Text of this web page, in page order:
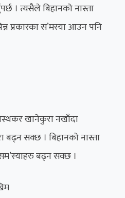
। त्यसैले बिहानको नास्ता
प्रकारका स’मस्या आउन पनि
खानेकुरा नखाँदा
बढ्न सक्छ । बिहानको नास्ता
बढ्न सक्छ ।